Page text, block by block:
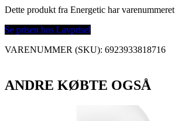
Dette produkt fra Energetic har varenummeret
Se prisen hos Lavprisel
VARENUMMER (SKU): 6923933818716
ANDRE KØBTE OGSÅ